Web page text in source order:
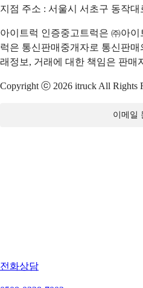
지점 주소 : 서울시 서초구 동작
아이트럭 인증중고트럭은 ㈜아
럭은 통신판매중개자로 통신판
래정보, 거래에 대한 책임은 판매
Copyright ⓒ 2026 itruck All Rights
이메일
전화상담